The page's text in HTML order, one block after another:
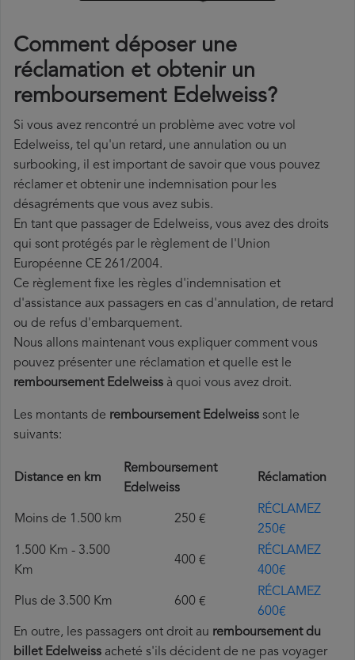
Comment déposer une
réclamation et obtenir un
remboursement Edelweiss?
Si vous avez rencontré un problème avec votre vol
Edelweiss, tel qu'un retard, une annulation ou un
surbooking, il est important de savoir que vous pouvez
réclamer et obtenir une indemnisation pour les
désagréments que vous avez subis.
En tant que passager de Edelweiss, vous avez des droits
qui sont protégés par le règlement de l'Union
Européenne CE 261/2004.
Ce règlement fixe les règles d'indemnisation et
d'assistance aux passagers en cas d'annulation, de retard
ou de refus d'embarquement.
Nous allons maintenant vous expliquer comment vous
pouvez présenter une réclamation et quelle est le
remboursement Edelweiss à quoi vous avez droit.
Les montants de remboursement Edelweiss sont le
suivants:
Distance en km
Remboursement
Edelweiss
Réclamation
Moins de 1.500 km 250 €
RÉCLAMEZ
250€
1.500 Km - 3.500
Km
400 €
RÉCLAMEZ
400€
Plus de 3.500 Km 600 €
RÉCLAMEZ
600€
En outre, les passagers ont droit au remboursement du
billet Edelweiss acheté s'ils décident de ne pas voyager